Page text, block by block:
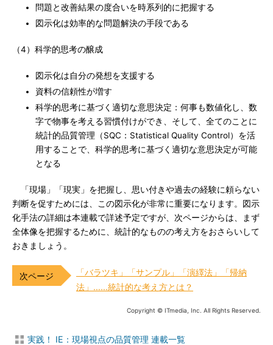
問題と改善結果の度合いを時系列的に把握する
図示化は効率的な問題解決の手段である
（4）科学的思考の醸成
図示化は自分の発想を支援する
資料の信頼性が増す
科学的思考に基づく適切な意思決定：何事も数値化し、数
字で物事を考える習慣付けができ、そして、全てのことに
統計的品質管理（SQC：Statistical Quality Control）を活
用することで、科学的思考に基づく適切な意思決定が可能
となる
「現場」「現実」を把握し、思い付きや過去の経験に頼らない
判断を促すためには、この図示化が非常に重要になります。図示
化手法の詳細は本連載で詳述予定ですが、次ページからは、まず
全体像を把握するために、統計的なものの考え方をおさらいして
おきましょう。
「バラツキ」「サンプル」「演繹法」「帰納
法」……統計的な考え方とは？
Copyright © ITmedia, Inc. All Rights Reserved.
実践！ IE：現場視点の品質管理 連載一覧